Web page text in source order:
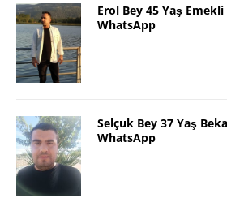
Erol Bey 45 Yaş Emekli
WhatsApp
Selçuk Bey 37 Yaş
WhatsApp